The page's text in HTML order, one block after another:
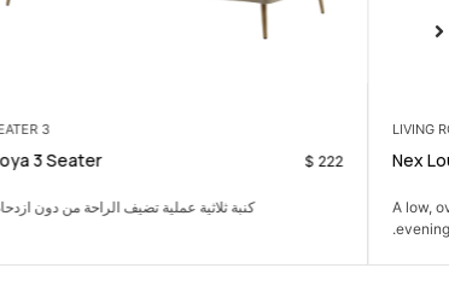
Zoya 3 Seater 222
كنبة ثلاثية عملية تضيف الراحة من دون ازدحام.
79